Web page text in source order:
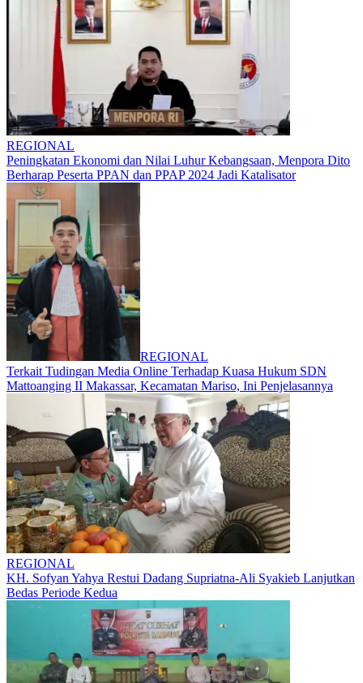
REGIONAL
Peningkatan Ekonomi dan Nilai Luhur Kebangsaan, Menpora Dito
Berharap Peserta PPAN dan PPAP 2024 Jadi Katalisator
REGIONAL
Terkait Tudingan Media Online Terhadap Kuasa Hukum SDN
Mattoanging II Makassar, Kecamatan Mariso, Ini Penjelasannya
REGIONAL
KH. Sofyan Yahya Restui Dadang Supriatna-Ali Syakieb Lanjutkan
Bedas Periode Kedua